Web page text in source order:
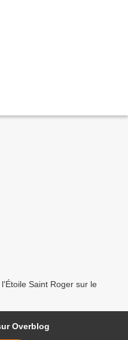
Saint Roger sur le
Overblog